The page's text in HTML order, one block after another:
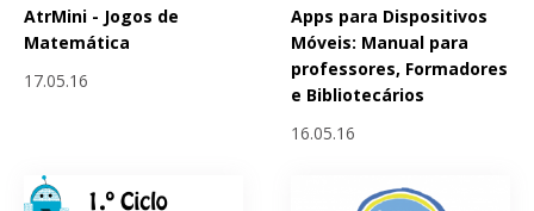
AtrMini - Jogos de
Matemática
17.05.16
Apps para Dispositivos
Móveis: Manual para
professores, Formadores
e Bibliotecários
16.05.16